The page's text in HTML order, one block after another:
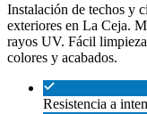
Instalación de techos y
exteriores en La Ceja.
rayos UV. Fácil
colores y acabados.
Resistencia a